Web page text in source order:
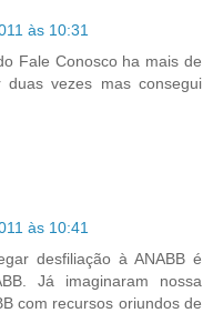
às 10:31
Fale Conosco ha mais de
duas vezes mas consegui
às 10:41
desfiliação à ANABB é
Já imaginaram nossa
com recursos oriundos de